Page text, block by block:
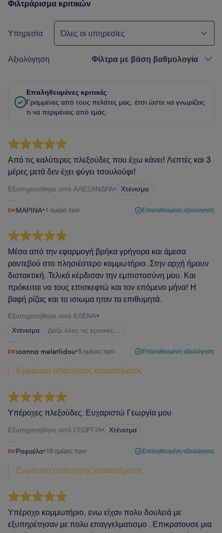
Φιλτράρισμα κριτικών
Υπηρεσία Όλες οι υπηρεσίες
Αξιολόγηση Φίλτρα με βάση βαθμολογία
Επαληθευμένες κριτικές
Γραμμένες από τους πελάτες μας, έτσι ώστε να γνωρίζεις
τι να περιμένεις από εμάς.
Από τις καλύτερες πλεξούδες που έχω κάνει! Λεπτές και 3
μέρες μετά δεν έχει φύγει τσουλούφι!
Εξυπηρετήθηκε από ΑΛΕΞΑΝΔΡΑ• Χτένισμα
ΜΑΡΙΝΑ•1 ημέρα πριν Επαληθευμένη αξιολόγηση
Μέσα από την εφαρμογή βρήκα γρήγορα και άμεσα
ραντεβού στο πλησιέστερο κομμωτήριο. Στην αρχή ήμουν
διστακτική. Τελικά κέρδισαν την εμπιστοσύνη μου. Και
πρόκειται να τους επισκεφτώ και τον επόμενο μήνα! Η
βαφή ρίζας και το ισιωμα ηταν τα επιθυμητά.
Εξυπηρετήθηκε από ΕΛΕΝΑ•
Χτένισμα
Δείξε όλες τις κριτικές…
ioanna meletlidou•5 ημέρες πριν Επαληθευμένη αξιολόγηση
Εμφάνιση απάντησης καταστήματος
Υπέροχες πλεξούδες. Ευχαριστώ Γεωργία μου
Εξυπηρετήθηκε από ΓΕΩΡΓΙΑ• Χτένισμα
Ραφαέλα•10 ημέρες πριν Επαληθευμένη αξιολόγηση
Εμφάνιση απάντησης καταστήματος
Υπέροχο κομμωτήριο, ενω είχαν πολυ δουλειά με
εξυπηρέτησαν με πολυ επαγγελματισμο . Επικρατουσε μια